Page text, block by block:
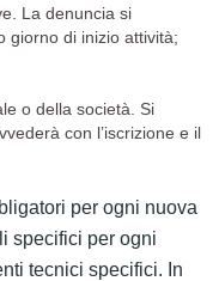
La denuncia si
giorno di inizio attività;
o della società. Si
con l’iscrizione e il
per ogni nuova
specifici per ogni
tecnici specifici. In